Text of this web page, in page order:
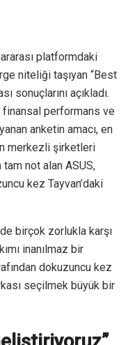
platformdaki
niteliği taşıyan “Best
sonuçlarını açıkladı.
finansal performans ve
anketin amacı, en
merkezli şirketleri
not alan ASUS,
kez Tayvan’daki
birçok zorlukla karşı
inanılmaz bir
dokuzuncu kez
seçilmek büyük bir